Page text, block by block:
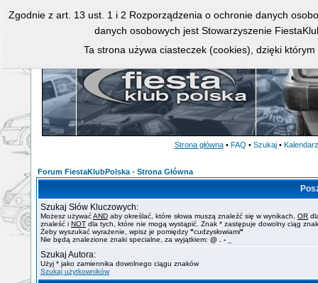
Strona główna • FAQ • Szukaj • Kalendarz
Forum FiestaKlubPolska - Strona Główna
Szukaj Słów Kluczowych:
Możesz używaćAND aby określać, które słowa muszą znaleźć się w wynikach, OR
znaleść i NOT dla tych, które nie mogą wystąpić. Znak * zastępuje dowolny ciąg
Żeby wyszukać wyrażenie, wpisz je pomiędzy "cudzysłowiami"
Nie będą znalezione znaki specialne, za wyjątkiem: @ . - _
Szukaj Autora:
Użyj * jako zamiennika dowolnego ciągu znaków
Szukaj użytkowników
Zgodnie z art. 13 ust. 1 i 2 Rozporządzenia o ochronie danych
danych osobowych jest Stowarzyszenie
Ta strona używa ciasteczek (cookies), dzięki